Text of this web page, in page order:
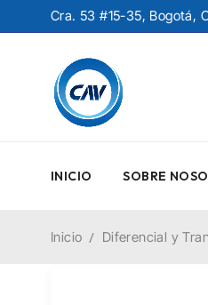
Cra. 53 #15-35, Bogotá,
INICIO SOBRE
Inicio / Diferencial y